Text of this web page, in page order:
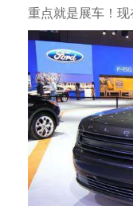
重点就是展车！现